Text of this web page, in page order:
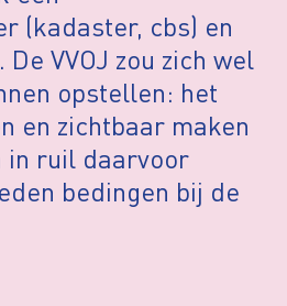
(kadaster, cbs) en
VVOJ zou zich wel
opstellen: het
en zichtbaar maken
in ruil daarvoor
bedingen bij de